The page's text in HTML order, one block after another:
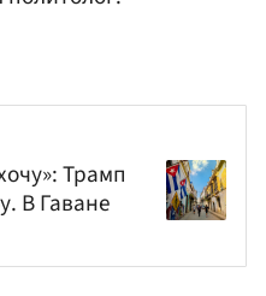
Трамп
В Гаване